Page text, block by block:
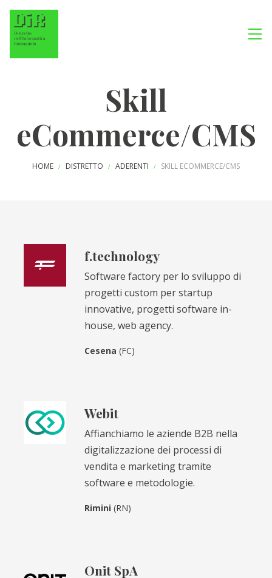
Skill
eCommerce/CMS
HOME / DISTRETTO / ADERENTI / SKILL ECOMMERCE/CMS
f.technology
Software factory per lo sviluppo di
progetti custom per startup
innovative, progetti software in-
house, web agency.
Cesena (FC)
Webit
Affianchiamo le aziende B2B nella
digitalizzazione dei processi di
vendita e marketing tramite
software e metodologie.
Rimini (RN)
Onit SpA